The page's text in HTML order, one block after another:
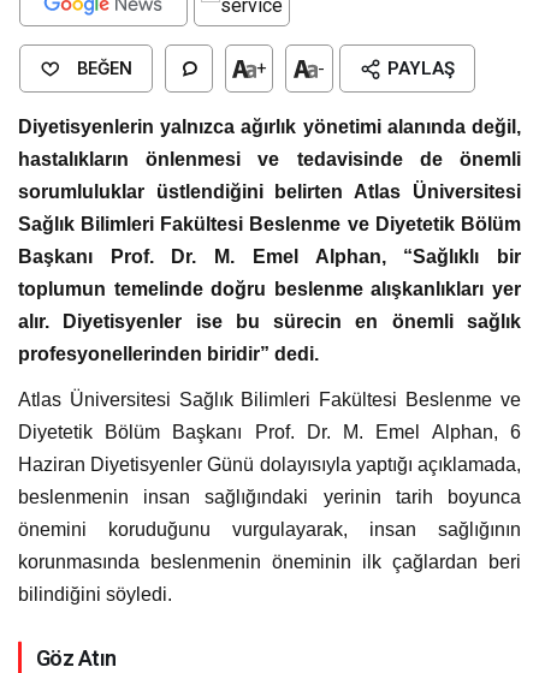
BEĞEN + - PAYLAŞ
Diyetisyenlerin yalnızca ağırlık yönetimi alanında değil,
hastalıkların önlenmesi ve tedavisinde de önemli
sorumluluklar üstlendiğini belirten Atlas Üniversitesi
Sağlık Bilimleri Fakültesi Beslenme ve Diyetetik Bölüm
Başkanı Prof. Dr. M. Emel Alphan, “Sağlıklı bir
toplumun temelinde doğru beslenme alışkanlıkları yer
alır. Diyetisyenler ise bu sürecin en önemli sağlık
profesyonellerinden biridir” dedi.
Atlas Üniversitesi Sağlık Bilimleri Fakültesi Beslenme ve
Diyetetik Bölüm Başkanı Prof. Dr. M. Emel Alphan, 6
Haziran Diyetisyenler Günü dolayısıyla yaptığı açıklamada,
beslenmenin insan sağlığındaki yerinin tarih boyunca
önemini koruduğunu vurgulayarak, insan sağlığının
korunmasında beslenmenin öneminin ilk çağlardan beri
bilindiğini söyledi.
Göz Atın